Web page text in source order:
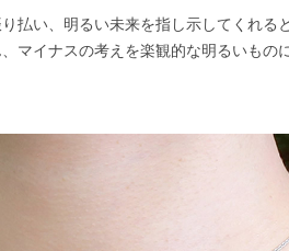
払い、明るい未来を指し示してくれる
マイナスの考えを楽観的な明るいもの